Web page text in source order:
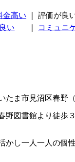
金高い 評価が良
い コミュニ
たま市見沼区春野（
野図書館より徒歩
かし一人一人の個